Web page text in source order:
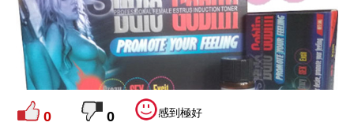
0 0 感到極好